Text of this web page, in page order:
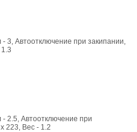
3, Автоотключение при закипании,
2.5, Автоотключение при
223, Вес - 1.2